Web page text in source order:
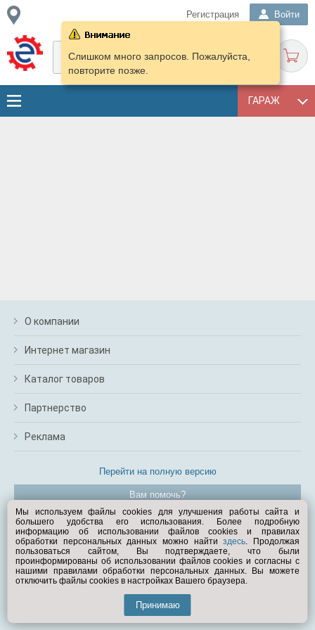
Регистрация Войти
ГАРАЖ
Слишком много запросов. Пожалуйста,
повторите позже.
О компании
Интернет магазин
Каталог товаров
Партнерство
Реклама
Перейти на полную версию
Вам помочь?
© Exist.ru 1998—2026
Мы используем файлы cookies для улучшения работы сайта и
большего удобства его использования. Более подробную
информацию об использовании файлов cookies и правилах
обработки персональных данных можно найтиздесь. Продолжая
пользоваться сайтом, Вы подтверждаете, что были
проинформированы об использовании файлов cookies и согласны с
нашими правилами обработки персональных данных. Вы можете
отключить файлы cookies в настройках Вашего браузера.
Принимаю